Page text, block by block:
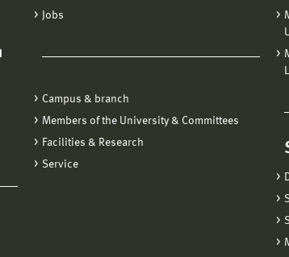
Jobs
Campus & branch
Members of the University & Committees
Facilities & Research
Service